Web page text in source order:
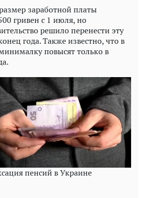
заработной платы
гривен с 1 июля, но
решило перенести эту
года. Также известно, что в
повысят только в
пенсий в Украине